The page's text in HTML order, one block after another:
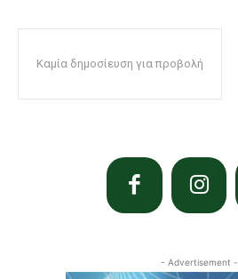
Καμία δημοσίευση για προβολή
- Advertisement -